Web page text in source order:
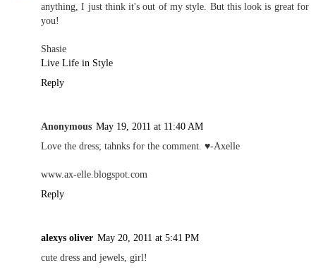
anything, I just think it's out of my style. But this look is great for
you!
Shasie
Live Life in Style
Reply
Anonymous May 19, 2011 at 11:40 AM
Love the dress; tahnks for the comment. ♥-Axelle
www.ax-elle.blogspot.com
Reply
alexys oliver May 20, 2011 at 5:41 PM
cute dress and jewels, girl!